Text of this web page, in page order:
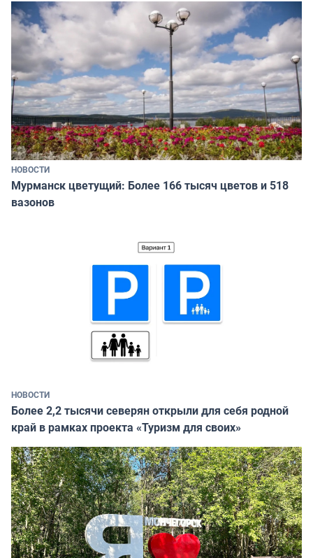
НОВОСТИ
Мурманск цветущий: Более 166 тысяч цветов и 518
вазонов
НОВОСТИ
Более 2,2 тысячи северян открыли для себя родной
край в рамках проекта «Туризм для своих»